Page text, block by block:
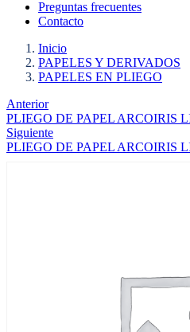
Preguntas frecuentes
Contacto
Inicio
PAPELES Y DERIVADOS
PAPELES EN PLIEGO
Anterior
PLIEGO DE PAPEL ARCOIRIS
Siguiente
PLIEGO DE PAPEL ARCOIRIS